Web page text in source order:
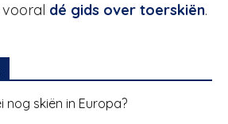
vooral dé gids over toerskiën.
nog skiën in Europa?